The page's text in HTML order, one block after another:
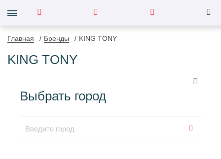
Главная Бренды KING TONY
KING TONY
Выбрать город